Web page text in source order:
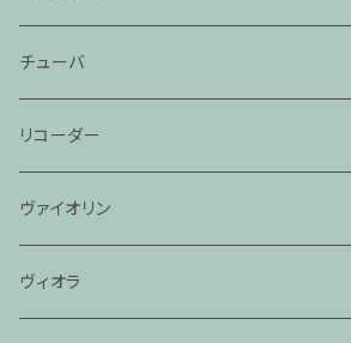
チューバ
リコーダー
ヴァイオリン
ヴィオラ